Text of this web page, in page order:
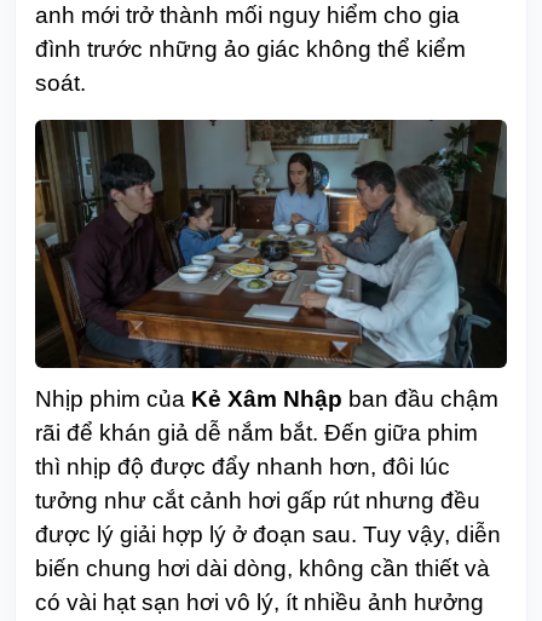
anh mới trở thành mối nguy hiểm cho gia
đình trước những ảo giác không thể kiểm
soát.
Nhịp phim của Kẻ Xâm Nhập ban đầu chậm
rãi để khán giả dễ nắm bắt. Đến giữa phim
thì nhịp độ được đẩy nhanh hơn, đôi lúc
tưởng như cắt cảnh hơi gấp rút nhưng đều
được lý giải hợp lý ở đoạn sau. Tuy vậy, diễn
biến chung hơi dài dòng, không cần thiết và
có vài hạt sạn hơi vô lý, ít nhiều ảnh hưởng